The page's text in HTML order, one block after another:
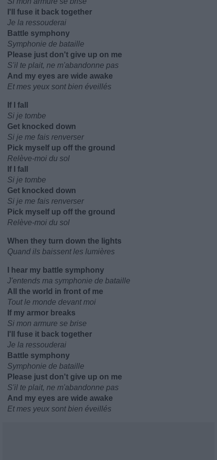
I'll fuse it back together
Je la ressouderai
Battle symphony
Symphonie de bataille
Please just don't give up on me
S'il te plait, ne m'abandonne pas
And my eyes are wide awake
Et mes yeux sont bien éveillés
If I fall
Si je tombe
Get knocked down
Si je me fais renverser
Pick myself up off the ground
Relève-moi du sol
If I fall
Si je tombe
Get knocked down
Si je me fais renverser
Pick myself up off the ground
Relève-moi du sol
When they turn down the lights
Quand ils baissent les lumières
I hear my battle symphony
J'entends ma symphonie de bataille
All the world in front of me
Tout le monde devant moi
If my armor breaks
Si mon armure se brise
I'll fuse it back together
Je la ressouderai
Battle symphony
Symphonie de bataille
Please just don't give up on me
S'il te plait, ne m'abandonne pas
And my eyes are wide awake
Et mes yeux sont bien éveillés